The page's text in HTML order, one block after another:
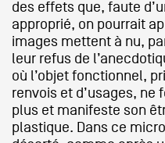
des effets que, faute
approprié, on pourrait
images mettent à nu,
leur refus de
où l’objet fonctionnel,
renvois et d’usages,
plus et manifeste son
plastique. Dans ce